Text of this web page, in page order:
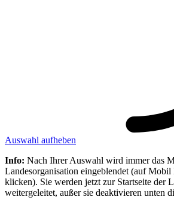
Auswahl aufheben
Info: Nach Ihrer Auswahl wird immer das
Landesorganisation eingeblendet (auf
klicken). Sie werden jetzt zur Startseite der
weitergeleitet, außer sie deaktivieren unten